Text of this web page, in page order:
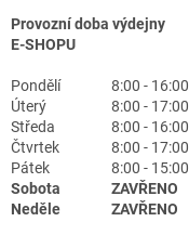
Provozní doba výdejny
E-SHOPU
Pondělí
8:00 - 16:00
Úterý
8:00 - 17:00
Středa
8:00 - 16:00
Čtvrtek
8:00 - 17:00
Pátek
8:00 - 15:00
Sobota
ZAVŘENO
Neděle
ZAVŘENO